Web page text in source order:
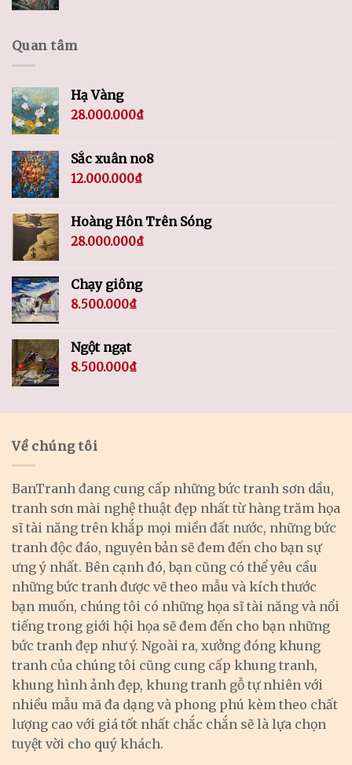
Quan tâm
Hạ Vàng
28.000.000₫
Sắc xuân no8
12.000.000₫
Hoàng Hôn Trên Sóng
28.000.000₫
Chạy giông
8.500.000₫
Ngột ngạt
8.500.000₫
Về chúng tôi
BanTranh đang cung cấp những bức tranh sơn dầu,
tranh sơn mài nghệ thuật đẹp nhất từ hàng trăm họa
sĩ tài năng trên khắp mọi miền đất nước, những bức
tranh độc đáo, nguyên bản sẽ đem đến cho bạn sự
ưng ý nhất. Bên cạnh đó, bạn cũng có thể yêu cầu
những bức tranh được vẽ theo mẫu và kích thước
bạn muốn, chúng tôi có những họa sĩ tài năng và nổi
tiếng trong giới hội họa sẽ đem đến cho bạn những
bức tranh đẹp như ý. Ngoài ra, xưởng đóng khung
tranh của chúng tôi cũng cung cấp khung tranh,
khung hình ảnh đẹp, khung tranh gỗ tự nhiên với
nhiều mẫu mã đa dạng và phong phú kèm theo chất
lượng cao với giá tốt nhất chắc chắn sẽ là lựa chọn
tuyệt vời cho quý khách.